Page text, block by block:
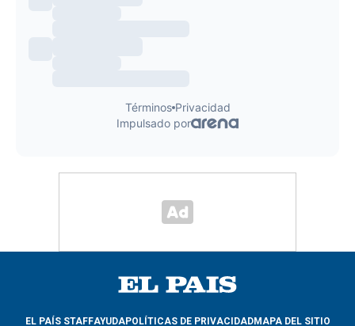
EL PAÍS STAFFAYUDAPOLÍTICAS DE PRIVACIDADMAPA DEL SITIO